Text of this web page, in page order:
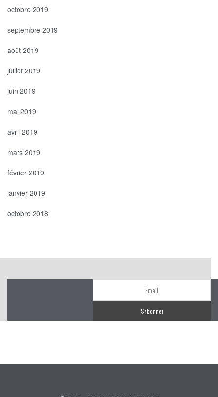
octobre 2019
septembre 2019
août 2019
juillet 2019
juin 2019
mai 2019
avril 2019
mars 2019
février 2019
janvier 2019
octobre 2018